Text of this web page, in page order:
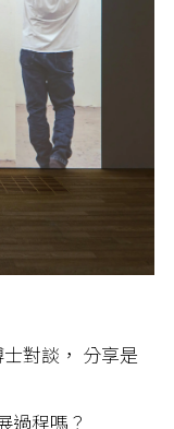
對談， 分享是
過程嗎？